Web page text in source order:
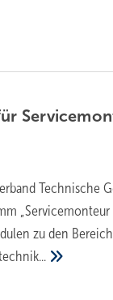
Technische
„Servicemonteur
zu den